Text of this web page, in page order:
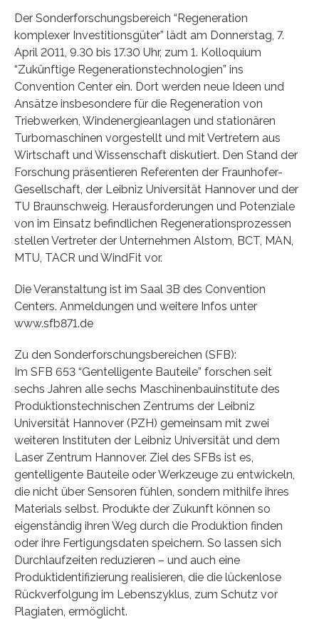
Der Sonderforschungsbereich “Regeneration
komplexer Investitionsgüter” lädt am Donnerstag, 7.
April 2011, 9.30 bis 17.30 Uhr, zum 1. Kolloquium
“Zukünftige Regenerationstechnologien” ins
Convention Center ein. Dort werden neue Ideen und
Ansätze insbesondere für die Regeneration von
Triebwerken, Windenergieanlagen und stationären
Turbomaschinen vorgestellt und mit Vertretern aus
Wirtschaft und Wissenschaft diskutiert. Den Stand der
Forschung präsentieren Referenten der Fraunhofer-
Gesellschaft, der Leibniz Universität Hannover und der
TU Braunschweig. Herausforderungen und Potenziale
von im Einsatz befindlichen Regenerationsprozessen
stellen Vertreter der Unternehmen Alstom, BCT, MAN,
MTU, TACR und WindFit vor.
Die Veranstaltung ist im Saal 3B des Convention
Centers. Anmeldungen und weitere Infos unter
www.sfb871.de
Zu den Sonderforschungsbereichen (SFB):
Im SFB 653 “Gentelligente Bauteile” forschen seit
sechs Jahren alle sechs Maschinenbauinstitute des
Produktionstechnischen Zentrums der Leibniz
Universität Hannover (PZH) gemeinsam mit zwei
weiteren Instituten der Leibniz Universität und dem
Laser Zentrum Hannover. Ziel des SFBs ist es,
gentelligente Bauteile oder Werkzeuge zu entwickeln,
die nicht über Sensoren fühlen, sondern mithilfe ihres
Materials selbst. Produkte der Zukunft können so
eigenständig ihren Weg durch die Produktion finden
oder ihre Fertigungsdaten speichern. So lassen sich
Durchlaufzeiten reduzieren – und auch eine
Produktidentifizierung realisieren, die die lückenlose
Rückverfolgung im Lebenszyklus, zum Schutz vor
Plagiaten, ermöglicht.